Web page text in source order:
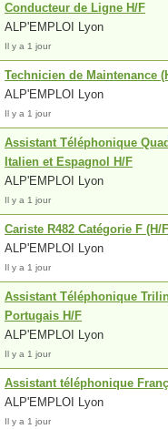
Conducteur de Ligne H/F
ALP'EMPLOI Lyon
Il y a 1 jour
Technicien de Maintenance
ALP'EMPLOI Lyon
Il y a 1 jour
Assistant Téléphonique
Italien et Espagnol H/F
ALP'EMPLOI Lyon
Il y a 1 jour
Cariste R482 Catégorie F (H/
ALP'EMPLOI Lyon
Il y a 1 jour
Assistant Téléphonique
Portugais H/F
ALP'EMPLOI Lyon
Il y a 1 jour
Assistant téléphonique
ALP'EMPLOI Lyon
Il y a 1 jour